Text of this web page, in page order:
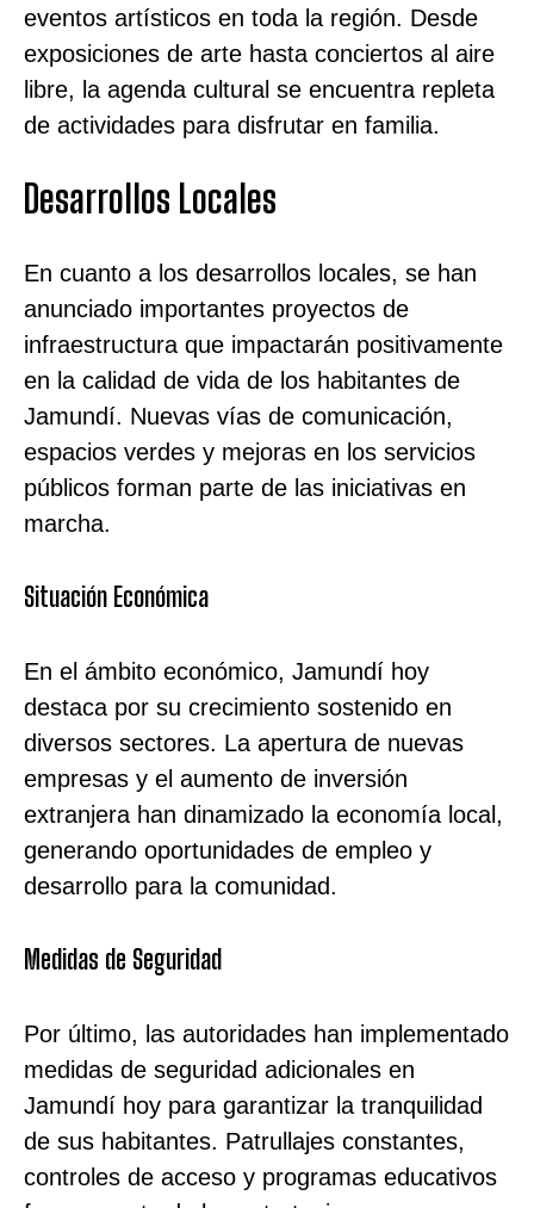
eventos artísticos en toda la región. Desde
exposiciones de arte hasta conciertos al aire
libre, la agenda cultural se encuentra repleta
de actividades para disfrutar en familia.
Desarrollos Locales
En cuanto a los desarrollos locales, se han
anunciado importantes proyectos de
infraestructura que impactarán positivamente
en la calidad de vida de los habitantes de
Jamundí. Nuevas vías de comunicación,
espacios verdes y mejoras en los servicios
públicos forman parte de las iniciativas en
marcha.
Situación Económica
En el ámbito económico, Jamundí hoy
destaca por su crecimiento sostenido en
diversos sectores. La apertura de nuevas
empresas y el aumento de inversión
extranjera han dinamizado la economía local,
generando oportunidades de empleo y
desarrollo para la comunidad.
Medidas de Seguridad
Por último, las autoridades han implementado
medidas de seguridad adicionales en
Jamundí hoy para garantizar la tranquilidad
de sus habitantes. Patrullajes constantes,
controles de acceso y programas educativos